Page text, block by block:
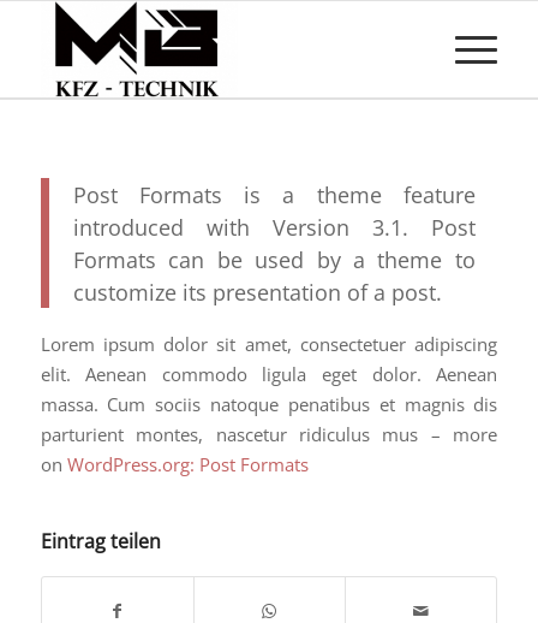
Post Formats is a theme feature
introduced with Version 3.1. Post
Formats can be used by a theme to
customize its presentation of a post.
Lorem ipsum dolor sit amet, consectetuer adipiscing
elit. Aenean commodo ligula eget dolor. Aenean
massa. Cum sociis natoque penatibus et magnis dis
parturient montes, nascetur ridiculus mus – more
on WordPress.org: Post Formats
Eintrag teilen